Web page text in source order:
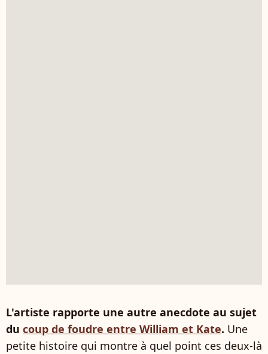
L'artiste rapporte une autre anecdote au sujet
du coup de foudre entre William et Kate. Une
petite histoire qui montre à quel point ces deux-là